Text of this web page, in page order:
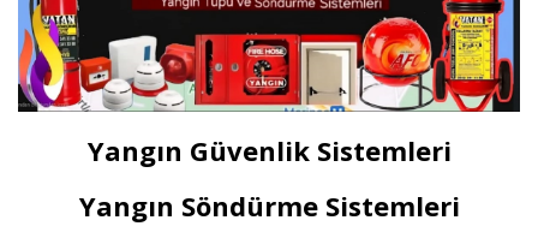
Yangın Güvenlik Sistemleri
Yangın Söndürme Sistemleri